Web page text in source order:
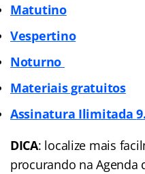
Matutino
Vespertino
Noturno
Materiais gratuitos
Assinatura Ilimitada
DICA: localize mais
procurando na Agenda